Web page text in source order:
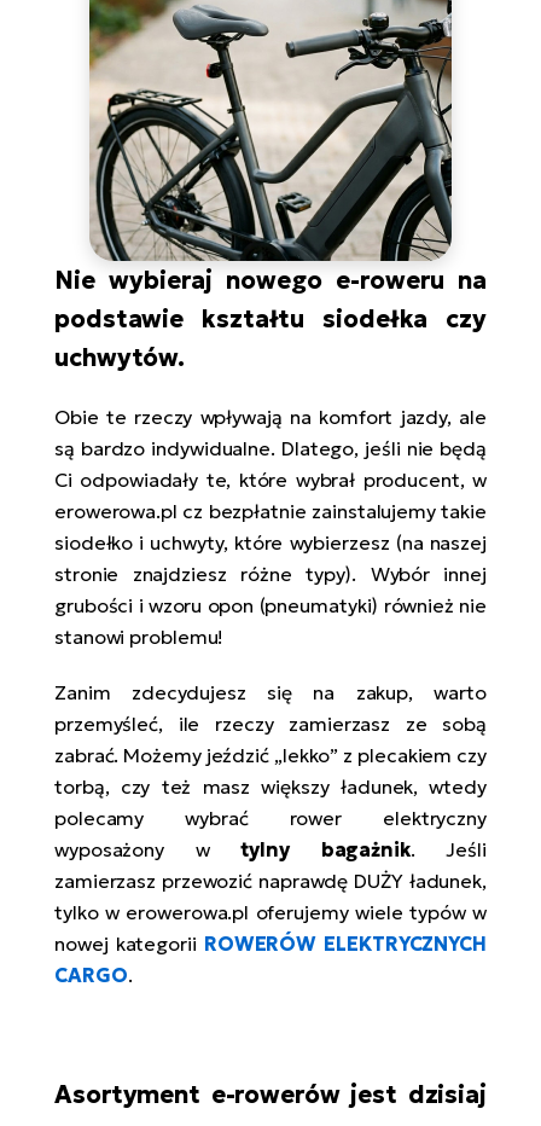
Nie wybieraj nowego e-roweru na
podstawie kształtu siodełka czy
uchwytów.
Obie te rzeczy wpływają na komfort jazdy, ale
są bardzo indywidualne. Dlatego, jeśli nie będą
Ci odpowiadały te, które wybrał producent, w
erowerowa.pl cz bezpłatnie zainstalujemy takie
siodełko i uchwyty, które wybierzesz (na naszej
stronie znajdziesz różne typy). Wybór innej
grubości i wzoru opon (pneumatyki) również nie
stanowi problemu!
Zanim zdecydujesz się na zakup, warto
przemyśleć, ile rzeczy zamierzasz ze sobą
zabrać. Możemy jeździć „lekko” z plecakiem czy
torbą, czy też masz większy ładunek, wtedy
polecamy wybrać rower elektryczny
wyposażony wtylny bagażnik. Jeśli
zamierzasz przewozić naprawdę DUŻY ładunek,
tylko w erowerowa.pl oferujemy wiele typów w
nowej kategorii ROWERÓW ELEKTRYCZNYCH
CARGO.
Asortyment e-rowerów jest dzisiaj